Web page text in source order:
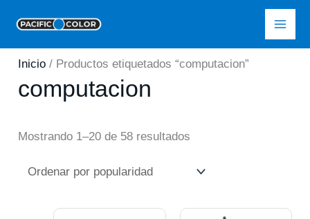
contenido
Inicio / Productos etiquetados “computacion”
computacion
Mostrando 1–20 de 58 resultados
popularidad